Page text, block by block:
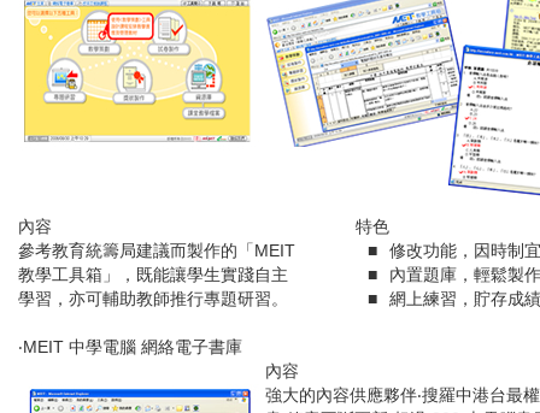
內容
特色
參考教育統籌局建議而製作的「MEIT
教學工具箱」，既能讓學生實踐自主
學習，亦可輔助教師推行專題研習。
■
修改功能，因時制宜
■
內置題庫，輕鬆製
■
網上練習，貯存成
‧MEIT 中學電腦 網絡電子書庫
內容
強大的內容供應夥伴‧搜羅中港台最